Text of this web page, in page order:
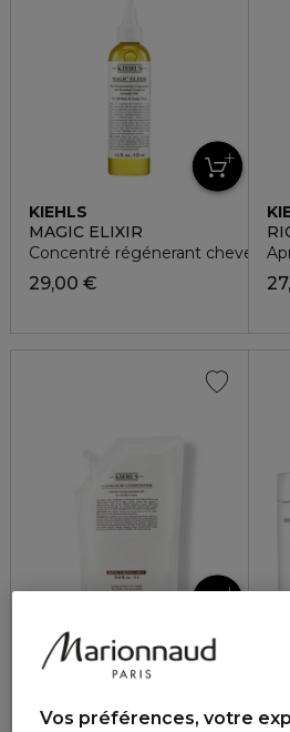
KIEHLS
MAGIC ELIXIR
Concentré régénerant cheveux
29,00 €
KIEHLS
AMINO ACID
60,00 €
5 1
Vos préférences, votre